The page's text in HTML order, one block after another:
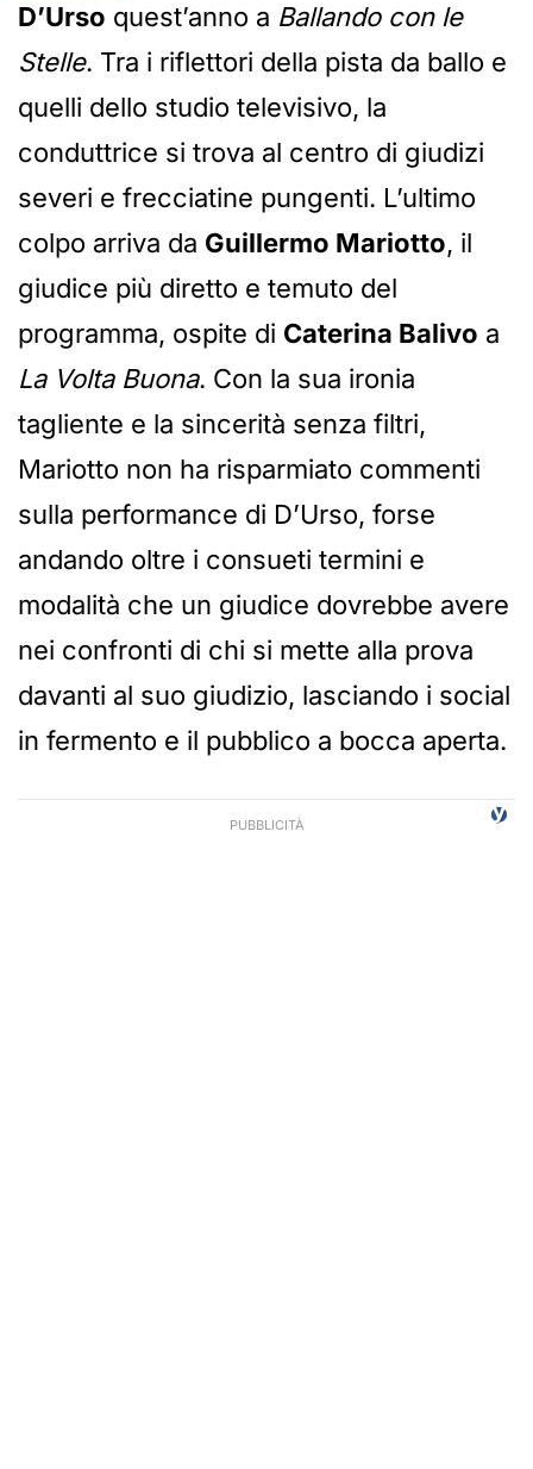
D’Urso quest’anno a Ballando con le
Stelle. Tra i riflettori della pista da ballo e
quelli dello studio televisivo, la
conduttrice si trova al centro di giudizi
severi e frecciatine pungenti. L’ultimo
colpo arriva da Guillermo Mariotto, il
giudice più diretto e temuto del
programma, ospite di Caterina Balivo a
La Volta Buona. Con la sua ironia
tagliente e la sincerità senza filtri,
Mariotto non ha risparmiato commenti
sulla performance di D’Urso, forse
andando oltre i consueti termini e
modalità che un giudice dovrebbe avere
nei confronti di chi si mette alla prova
davanti al suo giudizio, lasciando i social
in fermento e il pubblico a bocca aperta.